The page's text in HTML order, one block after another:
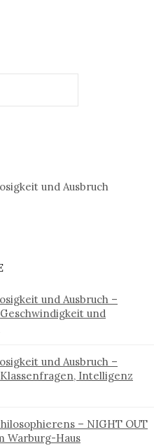
und Ausbruch
und Ausbruch –
Geschwindigkeit und
und Ausbruch –
Klassenfragen, Intelligenz
– NIGHT OUT
Warburg-Haus